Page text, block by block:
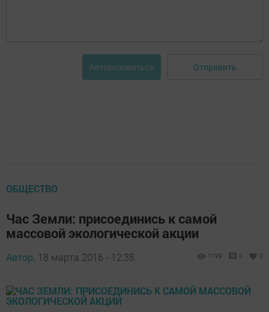
Авторизоваться Отправить
ОБЩЕСТВО
Час Земли: присоединись к самой
массовой экологической акции
Автор, 18 марта 2016 - 12:38 1199 0 0